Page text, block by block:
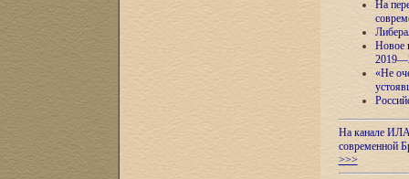
На
Новое
«Не
На канале ИЛА
современной
>>>